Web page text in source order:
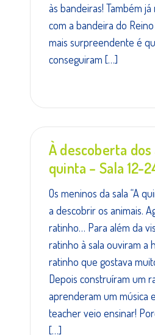
às bandeiras! Também
com a bandeira do
mais surpreendente é
conseguiram […]
À descoberta dos
quinta – Sala 12-
Os meninos da sala “A
a descobrir os animais.
ratinho… Para além da
ratinho à sala ouviram a
ratinho que gostava
Depois construíram um
aprenderam um música
teacher veio ensinar!
[…]